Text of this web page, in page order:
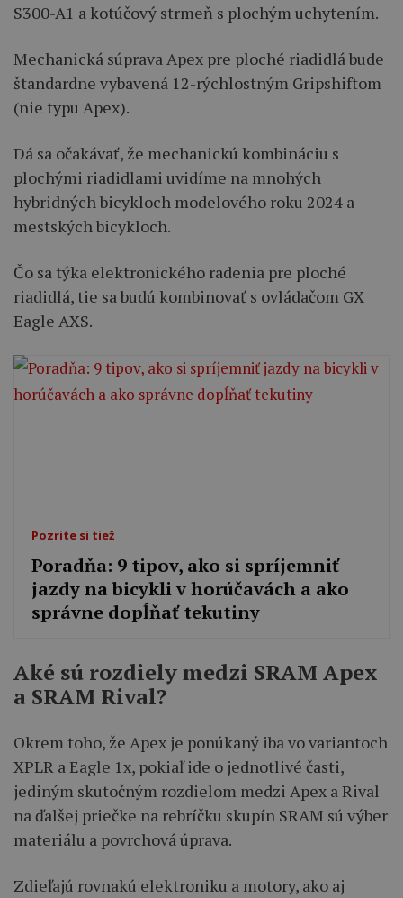
S300-A1 a kotúčový strmeň s plochým uchytením.
Mechanická súprava Apex pre ploché riadidlá bude
štandardne vybavená 12-rýchlostným Gripshiftom
(nie typu Apex).
Dá sa očakávať, že mechanickú kombináciu s
plochými riadidlami uvidíme na mnohých
hybridných bicykloch modelového roku 2024 a
mestských bicykloch.
Čo sa týka elektronického radenia pre ploché
riadidlá, tie sa budú kombinovať s ovládačom GX
Eagle AXS.
Pozrite si tiež
Poradňa: 9 tipov, ako si spríjemniť
jazdy na bicykli v horúčavách a ako
správne dopĺňať tekutiny
Aké sú rozdiely medzi SRAM Apex
a SRAM Rival?
Okrem toho, že Apex je ponúkaný iba vo variantoch
XPLR a Eagle 1x, pokiaľ ide o jednotlivé časti,
jediným skutočným rozdielom medzi Apex a Rival
na ďalšej priečke na rebríčku skupín SRAM sú výber
materiálu a povrchová úprava.
Zdieľajú rovnakú elektroniku a motory, ako aj